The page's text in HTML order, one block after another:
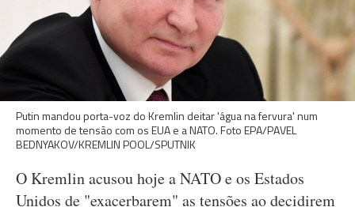
Putin mandou porta-voz do Kremlin deitar 'água na fervura' num
momento de tensão com os EUA e a NATO. Foto EPA/PAVEL
BEDNYAKOV/KREMLIN POOL/SPUTNIK
O Kremlin acusou hoje a NATO e os Estados
Unidos de "exacerbarem" as tensões ao decidirem